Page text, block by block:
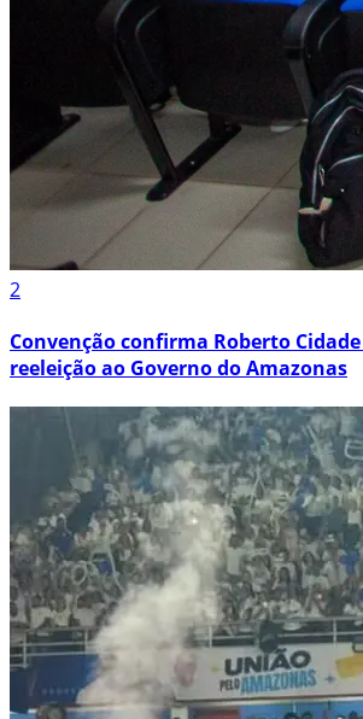
2
Convenção confirma Roberto
reeleição ao Governo do Amazonas